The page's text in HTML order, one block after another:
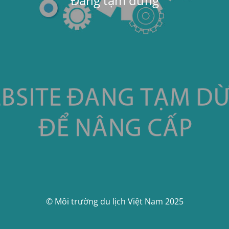
© Môi trường du lịch Việt Nam 2025